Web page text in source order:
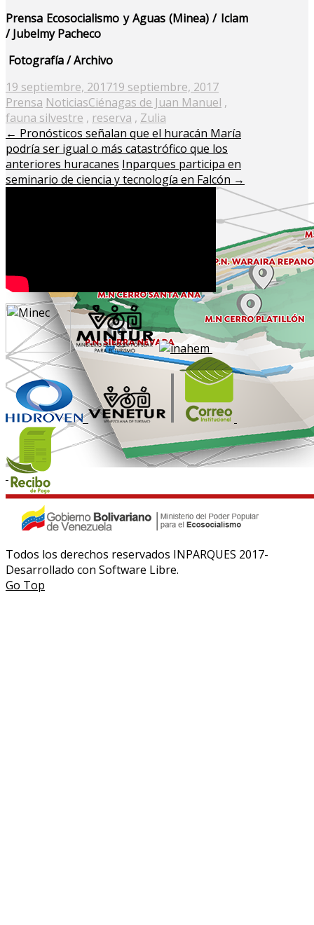
Prensa Ecosocialismo y Aguas (Minea) / Iclam
/ Jubelmy Pacheco
Fotografía / Archivo
Posted
on
19 septiembre, 201719 septiembre, 2017
Prensa NoticiasCiénagas de Juan Manuel ,
fauna silvestre , reserva , Zulia
← Pronósticos señalan que el huracán María
podría ser igual o más catastrófico que los
anteriores huracanes Inparques participa en
seminario de ciencia y tecnología en Falcón →
Todos los derechos reservados INPARQUES 2017-
Desarrollado con Software Libre.
Go Top